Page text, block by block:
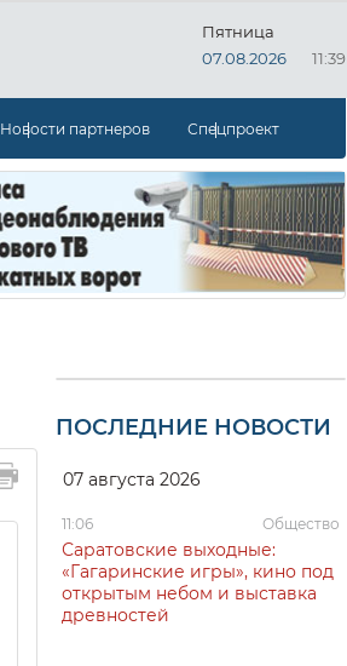
Пятница
07.08.2026
11:39
Новости партнеров Спецпроект
ПОСЛЕДНИЕ НОВОСТИ
07 августа 2026
11:06 Общество
Саратовские выходные:
«Гагаринские игры», кино под
открытым небом и выставка
древностей